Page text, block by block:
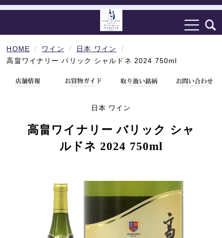
HOME ワイン
日本 ワイン
高畠ワイナリー バリック シャルドネ 2024 750ml
日本 ワイン
高畠ワイナリー バリック シャ
ルドネ 2024 750ml